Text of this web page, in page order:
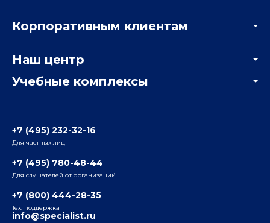
Учебные комплексы
Радио
ул. Радио, д.24, корпус 1, 2-й подъезд, 2-й этаж
ул. Воронцовская, д. 35Б, корп.2, 5-й этаж
Мастер-классы и вебинары
Корпоративным клиентам
Отзывы компаний
Наш центр
Информация о центре
+7 (495) 232-32-16
Для частных лиц
+7 (495) 780-48-44
Для слушателей от организаций
+7 (800) 444-28-35
Тех. поддержка
info@specialist.ru